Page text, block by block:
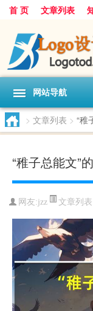
首 页 文章列表
网站导航
> 文章列表 > “稚
“稚子总能文”
网友:jzz 文章列表